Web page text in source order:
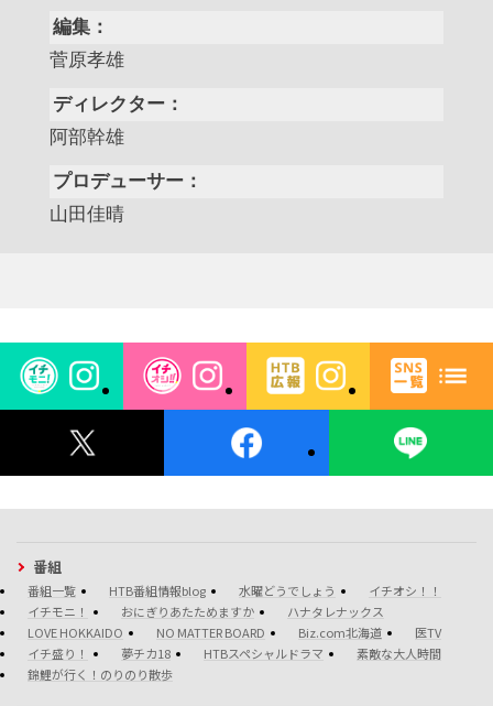
編集：
菅原孝雄
ディレクター：
阿部幹雄
プロデューサー：
山田佳晴
番組
番組一覧 HTB番組情報blog 水曜どうでしょう
イチオシ！！
イチモニ！
おにぎりあたためますか
ハナタレナックス
LOVE HOKKAIDO
NO MATTER BOARD Biz.com北海道
医TV
イチ盛り！
夢チカ18 HTBスペシャルドラマ
素敵な大人時間
錦鯉が行く！のりのり散歩